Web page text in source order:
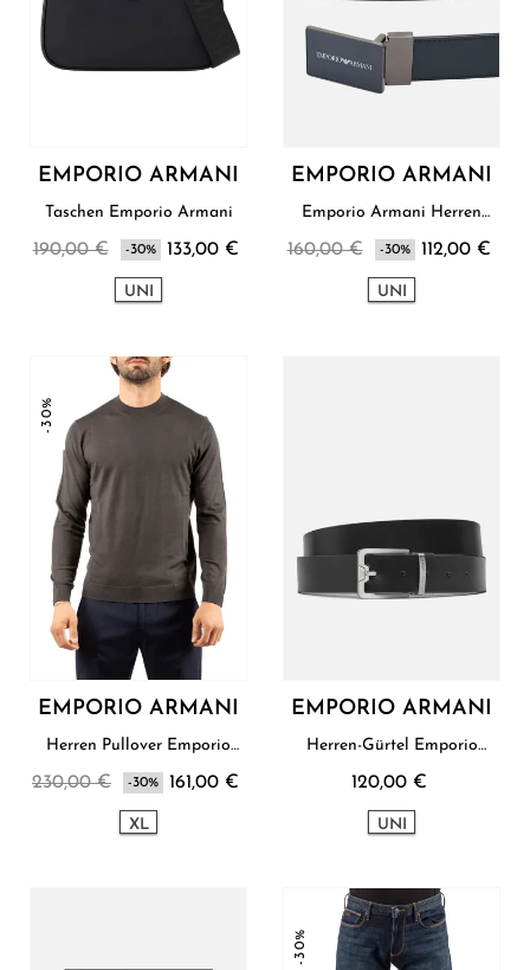
EMPORIO ARMANI
Taschen Emporio Armani
190,00 € -30% 133,00 €
UNI
EMPORIO ARMANI
Emporio Armani Herren
160,00 € -30% 112,00 €
UNI
-30%
EMPORIO ARMANI
Herren Pullover Emporio
230,00 € -30% 161,00 €
XL
EMPORIO ARMANI
Herren-Gürtel Emporio
120,00 €
UNI
-30%